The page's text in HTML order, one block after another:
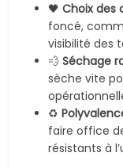
🖤Choix des
foncé,
visibilité des
💨Séchage
sèche vite
♻️
faire office
résistants à